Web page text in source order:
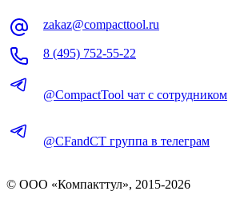
zakaz@compacttool.ru
8 (495) 752-55-22
@CompactTool чат с сотрудником
@CFandCT группа в телеграм
© OOO «Компакттул», 2015-2026